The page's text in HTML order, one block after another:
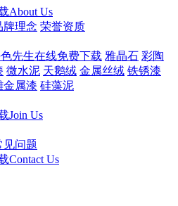
About Us
牌理念 荣誉资质
先生在线免费下载 雅晶石 彩陶
微水泥 天鹅绒 金属丝绒 铁锈漆
金属漆 硅藻泥
Join Us
见问题
Contact Us